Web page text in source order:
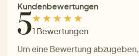
Kundenbewertungen
51 Bewertungen
Um eine Bewertung abzugeben,